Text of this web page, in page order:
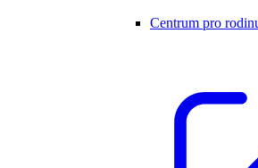
Centrum pro